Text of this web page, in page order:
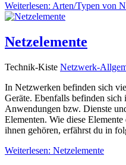
Weiterlesen: Arten/Typen von
Netzelemente
Technik-Kiste Netzwerk-
In Netzwerken befinden sich
Geräte. Ebenfalls befinden
Anwendungen bzw. Dienste
Elementen. Wie diese
ihnen gehören, erfährst du in
Weiterlesen: Netzelemente